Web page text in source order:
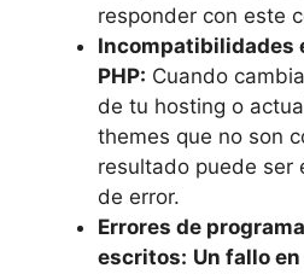
responder con este
Incompatibilidades
PHP: Cuando
de tu hosting o
themes que no son
resultado puede ser
de error.
Errores de
escritos: Un fallo en